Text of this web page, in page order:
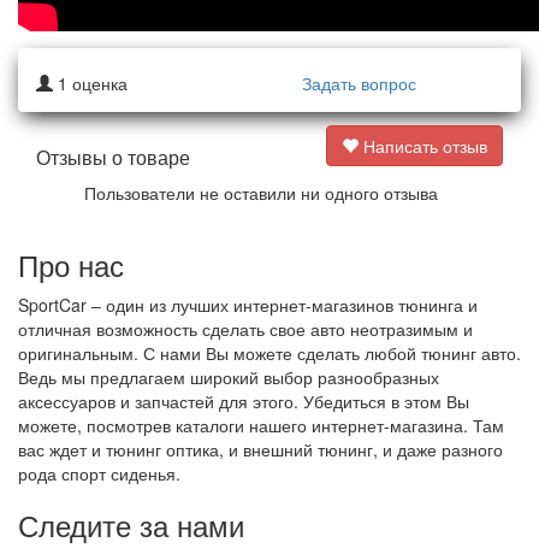
1 оценка Задать вопрос
Отзывы о товаре
Написать отзыв
Пользователи не оставили ни одного отзыва
Про нас
SportCar – один из лучших интернет-магазинов тюнинга и
отличная возможность сделать свое авто неотразимым и
оригинальным. С нами Вы можете сделать любой тюнинг авто.
Ведь мы предлагаем широкий выбор разнообразных
аксессуаров и запчастей для этого. Убедиться в этом Вы
можете, посмотрев каталоги нашего интернет-магазина. Там
вас ждет и тюнинг оптика, и внешний тюнинг, и даже разного
рода спорт сиденья.
Следите за нами